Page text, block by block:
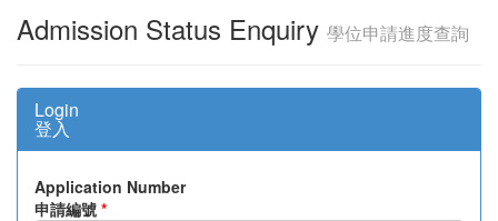
Admission Status Enquiry 學位申請進度查詢
Login
登入
Application Number
申請編號 *